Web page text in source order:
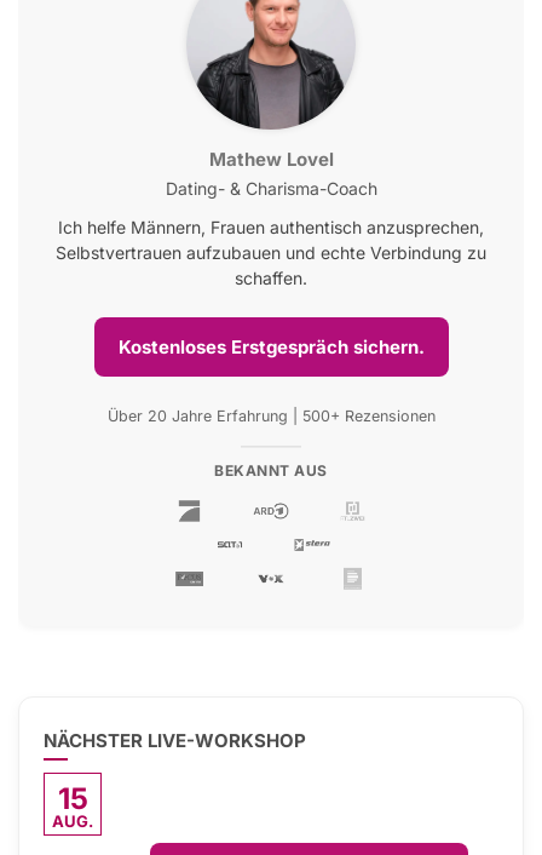
Mathew Lovel
Dating- & Charisma-Coach
Ich helfe Männern, Frauen authentisch anzusprechen,
Selbstvertrauen aufzubauen und echte Verbindung zu
schaffen.
Kostenloses Erstgespräch sichern.
Über 20 Jahre Erfahrung | 500+ Rezensionen
BEKANNT AUS
NÄCHSTER LIVE-WORKSHOP
15
AUG.